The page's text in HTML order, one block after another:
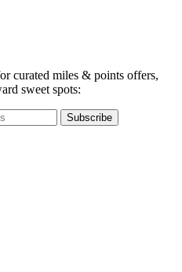
curated miles & points offers,
sweet spots:
Subscribe